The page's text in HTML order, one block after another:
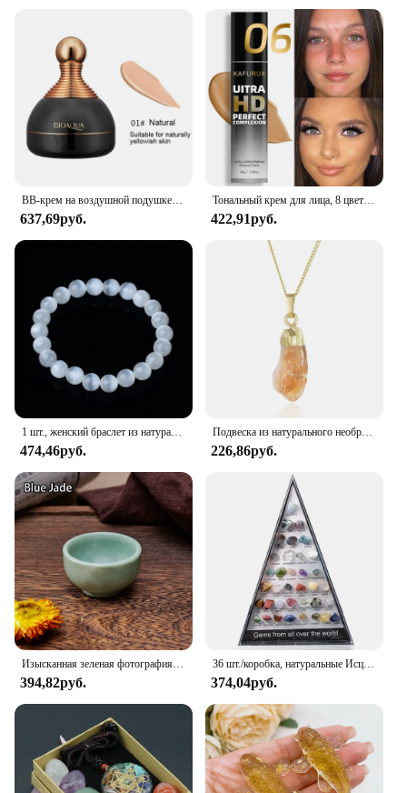
BB-крем на воздушной подушке с грибной головкой и губкой Puf, осветляющая увлажняющая основа, консилер, отбеливающая основа, косметика для макияжа
637,69руб.
Тональный крем для лица, 8 цветов, матовый консилер для жирной кожи, водостойкий жидкий крем с полным покрытием, Профессиональные Товары для макияжа
422,91руб.
1 шт., женский браслет из натурального кристалла
474,46руб.
Подвеска из натурального необработанного цитрина, нерегулярный целебный кристалл, чакра, камень, позолоченная крышка, маленькие крошечные хрустальные подвески, ювелирные изделия
226,86руб.
Изысканная зеленая фотография, 1 шт., размагниченный домашний декор, подарок, Кварцевая чашка ручной работы, уникальная балансировка энергии
394,82руб.
36 шт./коробка, натуральные Исцеляющие кристаллы
374,04руб.